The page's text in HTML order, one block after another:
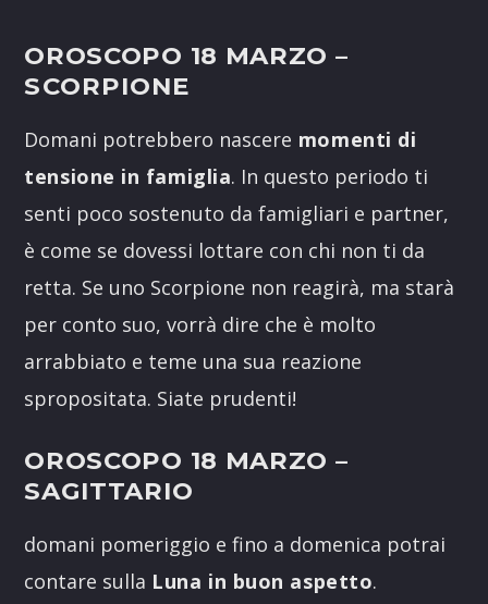
OROSCOPO 18 MARZO –
SCORPIONE
Domani potrebbero nascere momenti di
tensione in famiglia. In questo periodo ti
senti poco sostenuto da famigliari e partner,
è come se dovessi lottare con chi non ti da
retta. Se uno Scorpione non reagirà, ma starà
per conto suo, vorrà dire che è molto
arrabbiato e teme una sua reazione
spropositata. Siate prudenti!
OROSCOPO 18 MARZO –
SAGITTARIO
domani pomeriggio e fino a domenica potrai
contare sulla Luna in buon aspetto.